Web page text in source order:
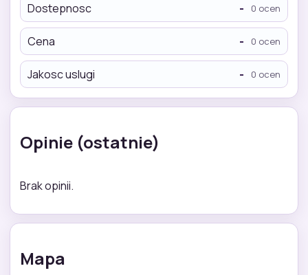
Dostepnosc - 0 ocen
Cena - 0 ocen
Jakosc uslugi - 0 ocen
Opinie (ostatnie)
Brak opinii.
Mapa